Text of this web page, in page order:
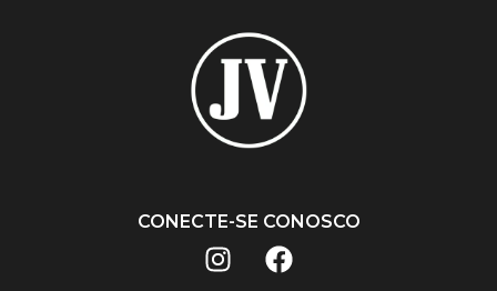
CONECTE-SE CONOSCO